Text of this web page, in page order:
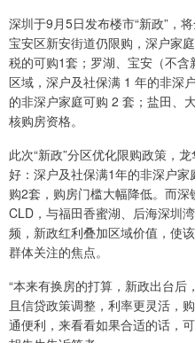
深圳于9月5日发布楼市“新政”，
宝安区新安街道仍限购，深户家
税的可购1套；罗湖、宝安（不
区域，深户及社保满 1 年的非深
的非深户家庭可购 2 套；盐田、
核购房资格。
此次“新政”分区优化限购政策，
好：深户及社保满1年的非深户
购2套，购房门槛大幅降低。而
CLD，与福田香蜜湖、后海深圳
频，新政红利叠加区域价值，使
群体关注的焦点。
“本来有换房的打算，新政出台
且信贷政策调整，利率更灵活，
通便利，来看看如果合适的话，